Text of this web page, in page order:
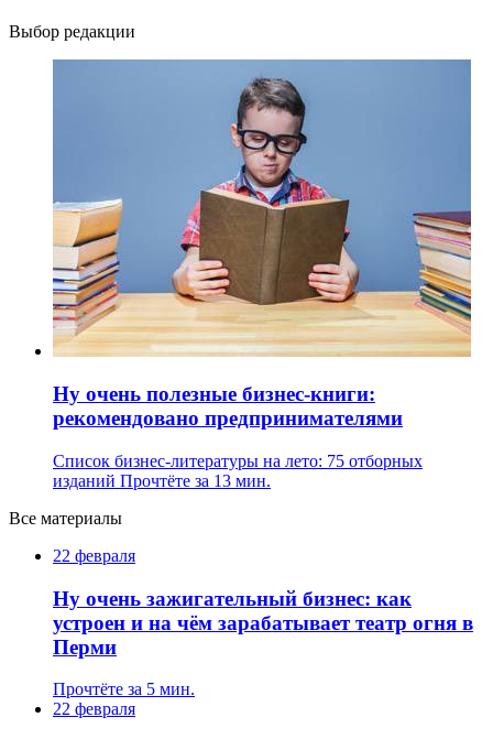
Выбор редакции
Ну очень полезные бизнес-книги:
рекомендовано предпринимателями
Список бизнес-литературы на лето: 75 отборных
изданий Прочтёте за 13 мин.
Все материалы
22 февраля
Ну очень зажигательный бизнес: как
устроен и на чём зарабатывает театр огня в
Перми
Прочтёте за 5 мин.
22 февраля